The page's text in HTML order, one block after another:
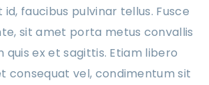
faucibus pulvinar tellus. Fusce
sit amet porta metus convallis
quis ex et sagittis. Etiam libero
consequat vel, condimentum sit